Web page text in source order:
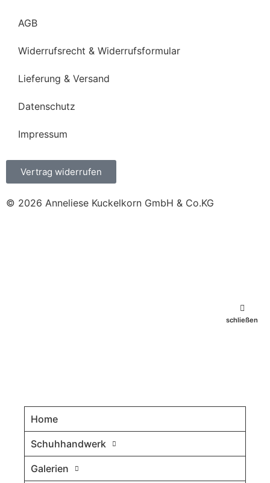
AGB
Widerrufsrecht & Widerrufsformular
Lieferung & Versand
Datenschutz
Impressum
Vertrag widerrufen
© 2026 Anneliese Kuckelkorn GmbH & Co.KG
schließen
Home
Schuhhandwerk
Galerien